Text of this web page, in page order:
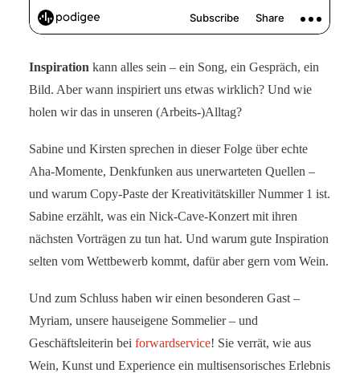
Inspiration kann alles sein – ein Song, ein Gespräch, ein
Bild. Aber wann inspiriert uns etwas wirklich? Und wie
holen wir das in unseren (Arbeits-)Alltag?
Sabine und Kirsten sprechen in dieser Folge über echte
Aha-Momente, Denkfunken aus unerwarteten Quellen –
und warum Copy-Paste der Kreativitätskiller Nummer 1 ist.
Sabine erzählt, was ein Nick-Cave-Konzert mit ihren
nächsten Vorträgen zu tun hat. Und warum gute Inspiration
selten vom Wettbewerb kommt, dafür aber gern vom Wein.
Und zum Schluss haben wir einen besonderen Gast –
Myriam, unsere hauseigene Sommelier – und
Geschäftsleiterin bei forwardservice! Sie verrät, wie aus
Wein, Kunst und Experience ein multisensorisches Erlebnis